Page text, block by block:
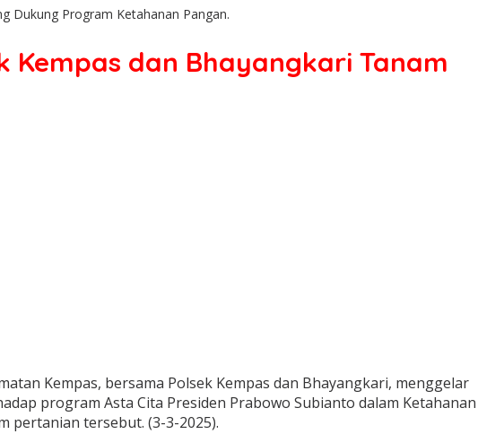
Dukung Program Ketahanan Pangan.
Kempas dan Bhayangkari Tanam
Kempas, bersama Polsek Kempas dan Bhayangkari, menggelar
program Asta Cita Presiden Prabowo Subianto dalam Ketahanan
pertanian tersebut. (3-3-2025).